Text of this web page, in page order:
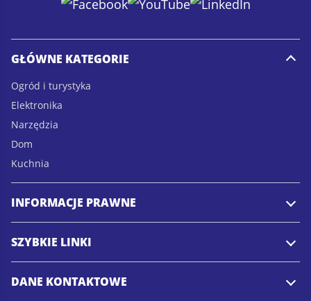
l
GŁÓWNE KATEGORIE
Ogród i turystyka
Elektronika
Narzędzia
Dom
Kuchnia
INFORMACJE PRAWNE
SZYBKIE LINKI
DANE KONTAKTOWE